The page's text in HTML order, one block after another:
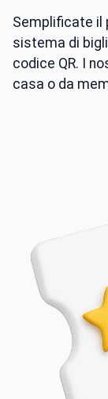
Semplificate il
sistema di
codice QR. I
casa o da